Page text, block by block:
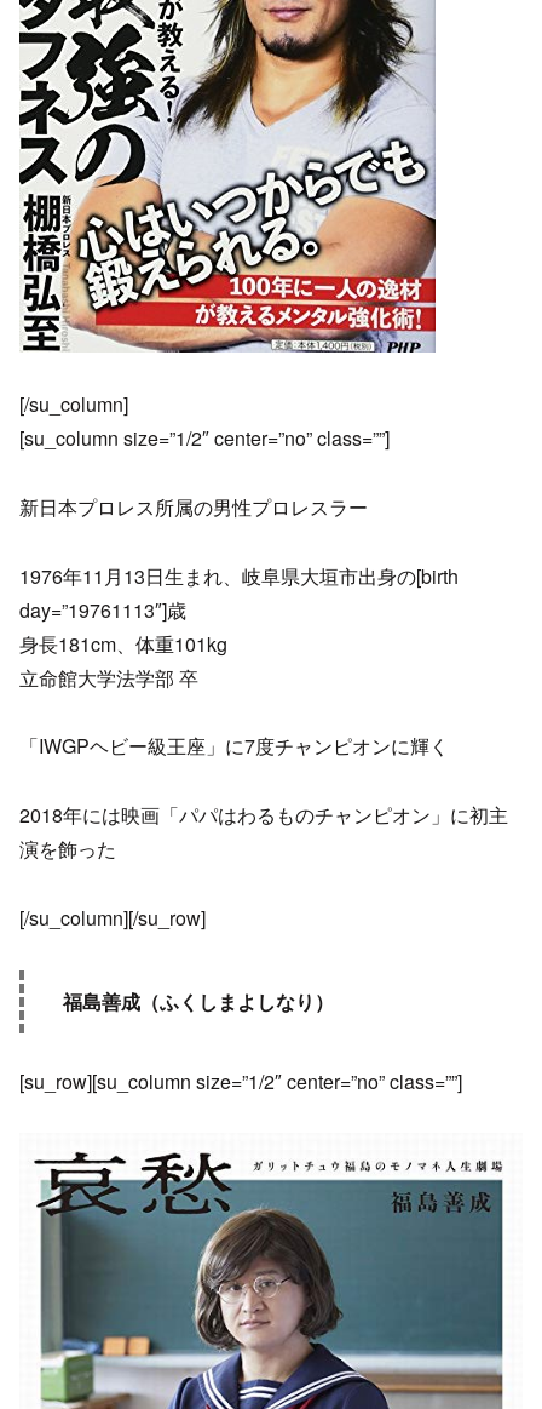
[/su_column]
[su_column size=”1/2″ center=”no” class=””]
新日本プロレス所属の男性プロレスラー
1976年11月13日生まれ、岐阜県大垣市出身の[birth
day=”19761113″]歳
身長181cm、体重101kg
立命館大学法学部 卒
「IWGPヘビー級王座」に7度チャンピオンに輝く
2018年には映画「パパはわるものチャンピオン」に初主
演を飾った
[/su_column][/su_row]
福島善成（ふくしまよしなり）
[su_row][su_column size=”1/2″ center=”no” class=””]